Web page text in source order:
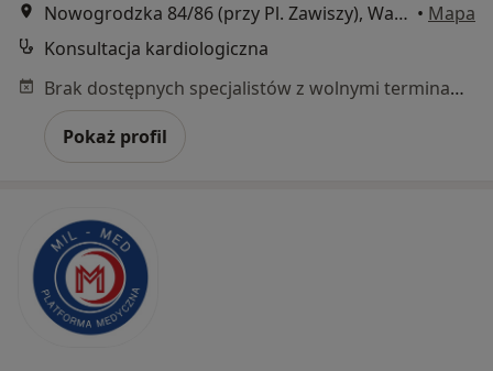
Nowogrodzka 84/86 (przy Pl. Zawiszy), Warszawa • Mapa
Konsultacja kardiologiczna
Brak dostępnych specjalistów z wolnymi terminami w tym centrum medycznym.
Pokaż profil